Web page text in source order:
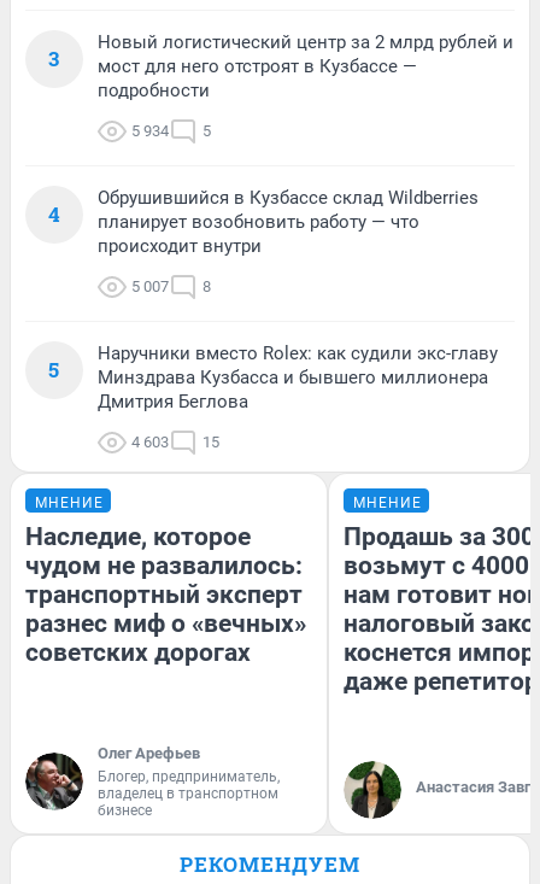
3
Новый логистический центр за 2 млрд рублей и
мост для него отстроят в Кузбассе —
подробности
5 934 5
4
Обрушившийся в Кузбассе склад Wildberries
планирует возобновить работу — что
происходит внутри
5 007 8
5
Наручники вместо Rolex: как судили экс-главу
Минздрава Кузбасса и бывшего миллионера
Дмитрия Беглова
4 603 15
МНЕНИЕ
Наследие, которое
чудом не развалилось:
транспортный эксперт
разнес миф о «вечных»
советских дорогах
Олег Арефьев
Блогер, предприниматель,
владелец в транспортном
бизнесе
МНЕНИЕ
Продашь за
возьмут с
нам готовит
налоговый
коснется
даже
Анастасия
РЕКОМЕНДУЕМ